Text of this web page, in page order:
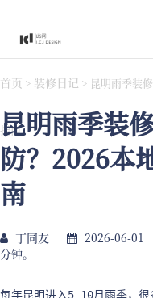
首页 > 装修日记 > 昆明雨季装
指南
昆明雨季装
防？2026本
南
丁同友 2026-06-01
分钟。
每年昆明进入5–10月雨季，